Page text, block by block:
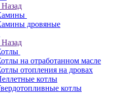
Назад
дровяные
Назад
на отработанном масле
отопления на дровах
котлы
котлы